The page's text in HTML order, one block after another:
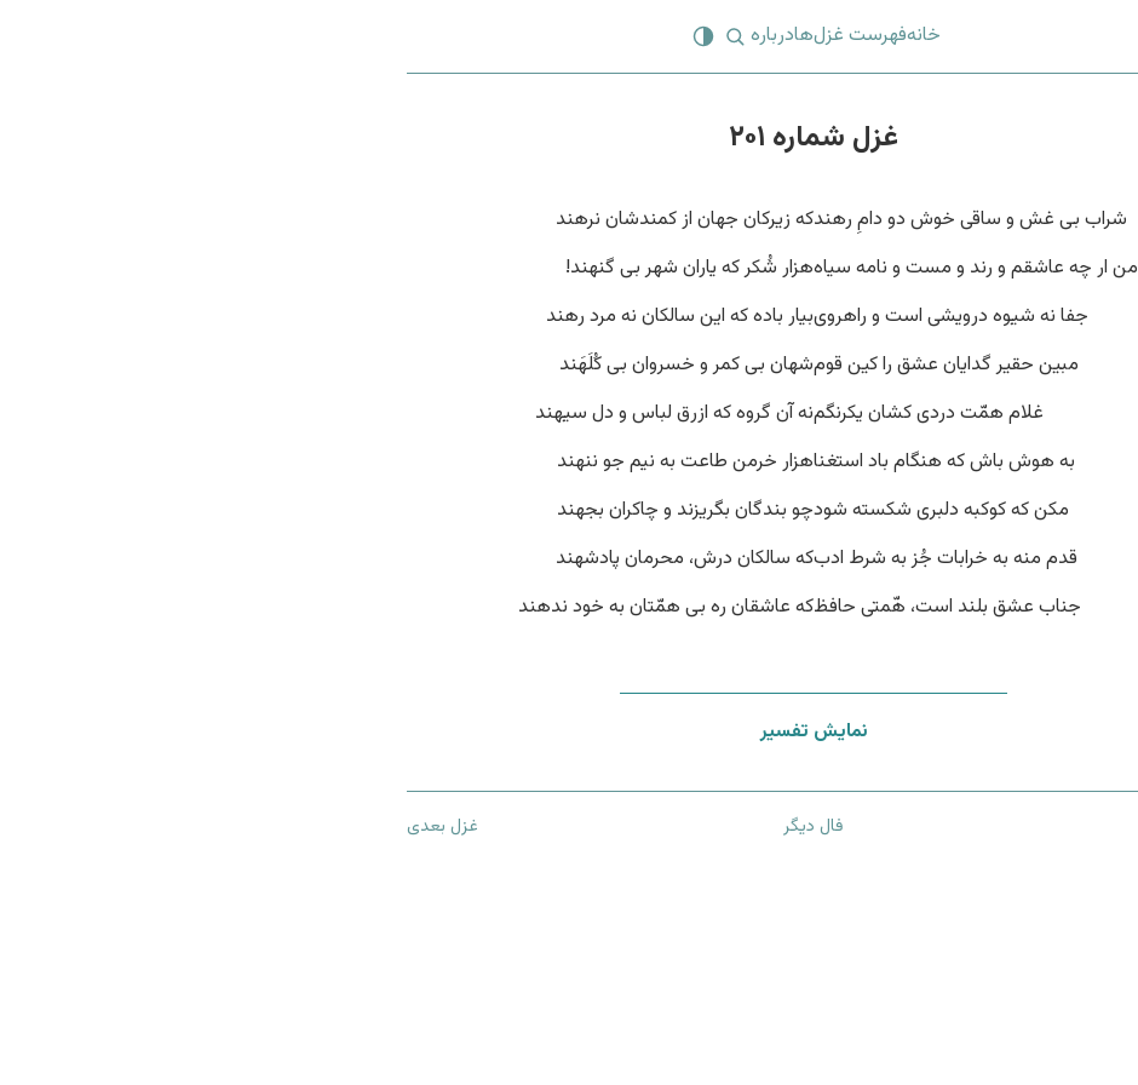
خانهفهرست غزل‌هادرباره
غزل شماره ۲۰۱
شراب بی غش و ساقی خوش دو دامِ رهندکه زیرکان جهان از کمندشان نرهند
من ار چه عاشقم و رند و مست و نامه سیاههزار شُکر که یاران شهر بی گنهند!
جفا نه شیوه درویشی است و راهرویبیار باده که این سالکان نه مرد رهند
مبین حقیر گدایان عشق را کین قومشهان بی کمر و خسروان بی کُلَهَند
غلام همّت دردی کشان یکرنگمنه آن گروه که ازرق لباس و دل سیهند
به هوش باش که هنگام باد استغناهزار خرمن طاعت به نیم جو ننهند
مکن که کوکبه دلبری شکسته شودچو بندگان بگریزند و چاکران بجهند
قدم منه به خرابات جُز به شرط ادبکه سالکان درش، محرمان پادشهند
جناب عشق بلند است، هّمتی حافظکه عاشقان ره بی همّتان به خود ندهند
نمایش تفسیر
فال دیگر غزل بعدی